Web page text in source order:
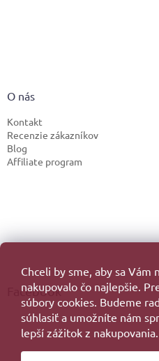
Chceli by sme, aby sa Vám
nakupovalo čo najlepšie.
súbory cookies. Budeme
súhlasiť a umožníte nám
lepší zážitok z
O nás
Kontakt
Recenzie zákazníkov
Blog
Affiliate program
Facebook